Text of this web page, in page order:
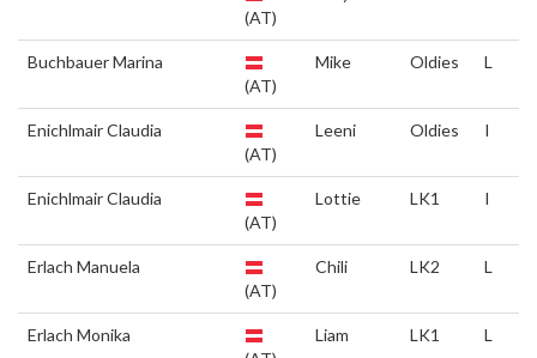
(AT)
Buchbauer Marina
(AT)
Mike Oldies L
Enichlmair Claudia
(AT)
Leeni Oldies I
Enichlmair Claudia
(AT)
Lottie LK1 I
Erlach Manuela
(AT)
Chili LK2 L
Erlach Monika
Liam LK1 L